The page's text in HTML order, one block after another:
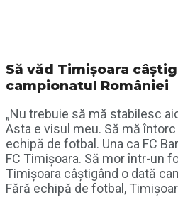
Să văd Timișoara
campionatul României
„Nu trebuie să mă stabilesc
Asta e visul meu. Să mă
echipă de fotbal. Una ca FC
FC Timişoara. Să mor într-un
Timişoara câştigând o dată
Fără echipă de fotbal,